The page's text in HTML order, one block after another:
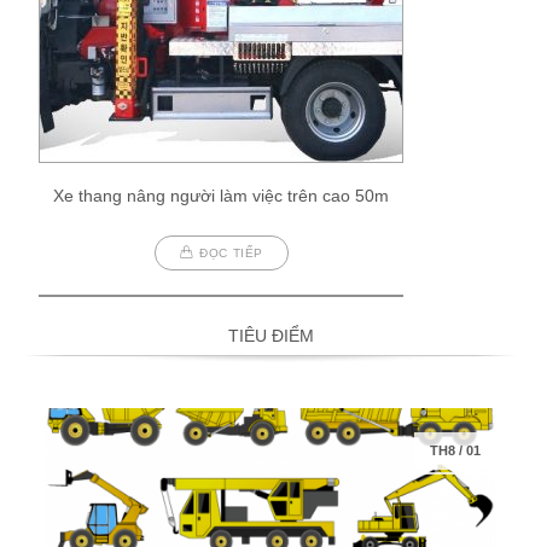
Xe thang nâng người làm việc trên cao 50m
ĐỌC TIẾP
TIÊU ĐIỂM
TH8/01